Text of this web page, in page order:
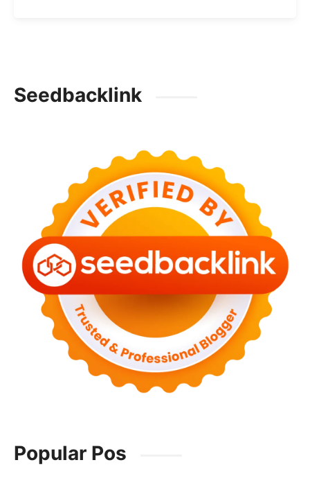
Seedbacklink
Popular Pos